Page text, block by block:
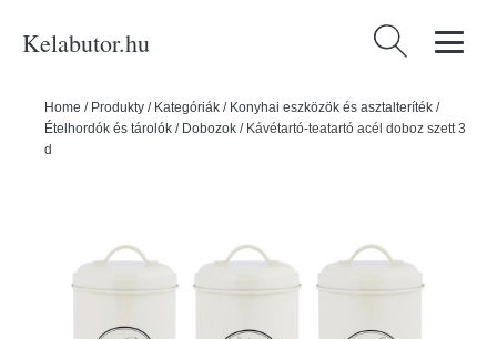
Kelabutor.hu Keresés:
Home / Produkty / Kategóriák / Konyhai eszközök és asztalteríték /
Ételhordók és tárolók / Dobozok / Kávétartó-teatartó acél doboz szett 3
db-os – Esschert Design